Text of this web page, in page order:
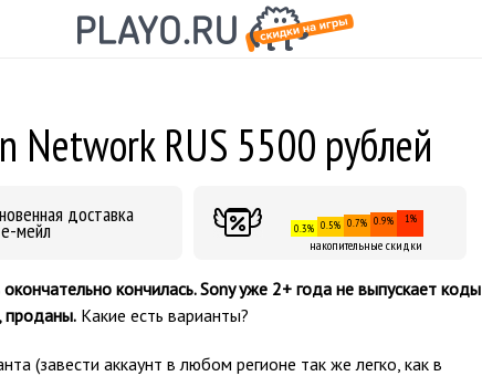
Network RUS 5500 рублей
доставка
мейл 0.3% 0.5% 0.7% 0.9% 1%
накопительные скидки
кончилась. Sony уже 2+ года не выпускает коды
проданы. Какие есть варианты?
(завести аккаунт в любом регионе так же легко, как в